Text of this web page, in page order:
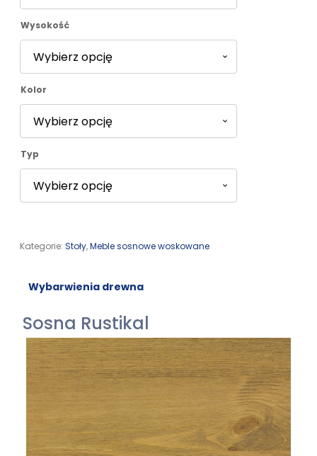
Wysokość
Kolor
Typ
Kategorie: Stoły,Meble sosnowe woskowane
Wybarwienia drewna
Sosna Rustikal